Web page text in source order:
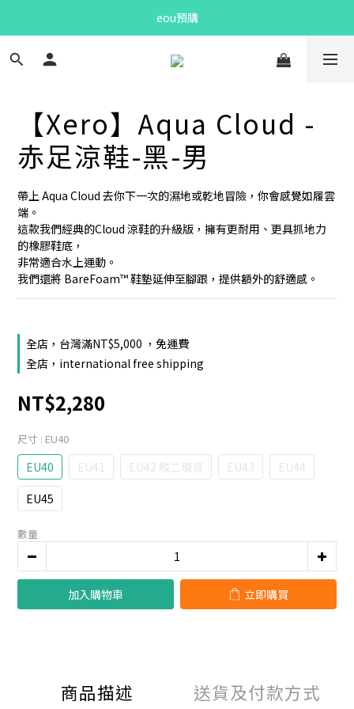
Bandit Summer
eou預購
Bandit Summer
【Xero】Aqua Cloud -
赤足涼鞋-黑-男
帶上 Aqua Cloud 去你下一次的濕地或乾地冒險，你會感覺如履雲
端。
這款我們經典的Cloud 涼鞋的升級版，擁有更耐用、更具抓地力
的橡膠鞋底，
非常適合水上運動。
我們還將 BareFoam™ 鞋墊延伸至腳跟，提供額外的舒適感。
全店，台灣滿NT$5,000 ，免運費
全店，international free shipping
NT$2,280
尺寸 : EU40
EU40 EU41 EU42 駁二現貨 EU43
EU44
EU45
數量
加入購物車 立即購買
商品描述 送貨及付款方式